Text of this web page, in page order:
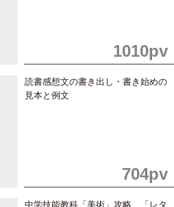
1010pv
読書感想文の書き出し・書き始めの
見本と例文
704pv
中学技能教科「美術」攻略、「レタ